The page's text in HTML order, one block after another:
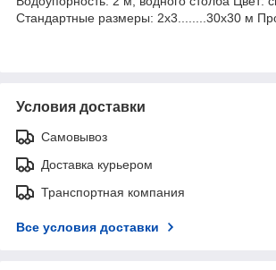
Стандартные размеры: 2х3........30х30 м
Условия доставки
Самовывоз
Доставка курьером
Транспортная компания
Все условия доставки